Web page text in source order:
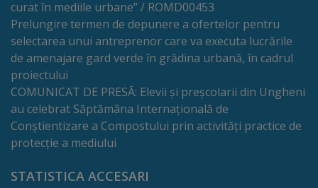
și
Taxe
locale
Strategii
și
programe
curat în mediile urbane” / ROMD00453
Prelungire termen de depunere a ofertelor pentru
selectarea unui antreprenor care va executa lucrările
de amenajare gard verde în grădina urbană, în cadrul
proiectului
COMUNICAT DE PRESĂ: Elevii și preșcolarii din Ungheni
au celebrat Săptămâna Internațională de
Conștientizare a Compostului prin activități practice de
protecție a mediului
STATISTICA ACCESARI